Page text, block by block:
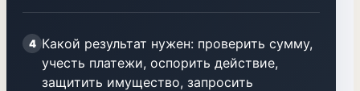
4 Какой результат нужен: проверить сумму,
учесть платежи, оспорить действие,
защитить имущество, запросить